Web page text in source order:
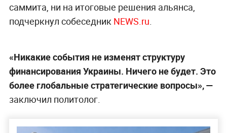
саммита, ни на итоговые решения альянса,
подчеркнул собеседник NEWS.ru.
«Никакие события не изменят структуру
финансирования Украины. Ничего не будет. Это
более глобальные стратегические вопросы», —
заключил политолог.